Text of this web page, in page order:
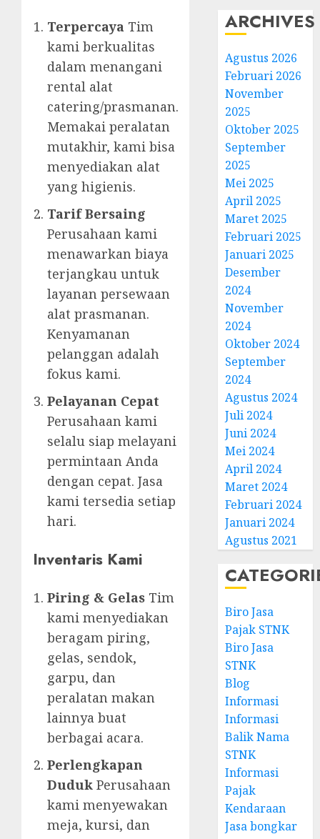
Terpercaya Tim
kami berkualitas
dalam menangani
rental alat
catering/prasmanan.
Memakai peralatan
mutakhir, kami bisa
menyediakan alat
yang higienis.
Tarif Bersaing
Perusahaan kami
menawarkan biaya
terjangkau untuk
layanan persewaan
alat prasmanan.
Kenyamanan
pelanggan adalah
fokus kami.
Pelayanan Cepat
Perusahaan kami
selalu siap melayani
permintaan Anda
dengan cepat. Jasa
kami tersedia setiap
hari.
Inventaris Kami
Piring & Gelas Tim
kami menyediakan
beragam piring,
gelas, sendok,
garpu, dan
peralatan makan
lainnya buat
berbagai acara.
Perlengkapan
Duduk Perusahaan
kami menyewakan
meja, kursi, dan
ARCHIVES
Agustus 2026
Februari 2026
November
2025
Oktober 2025
September
2025
Mei 2025
April 2025
Maret 2025
Februari 2025
Januari 2025
Desember
2024
November
2024
Oktober 2024
September
2024
Agustus 2024
Juli 2024
Juni 2024
Mei 2024
April 2024
Maret 2024
Februari 2024
Januari 2024
Agustus 2021
Biro Jasa
Pajak STNK
Biro Jasa
STNK
Blog
Informasi
Informasi
Balik Nama
STNK
Informasi
Pajak
Kendaraan
Jasa bongkar